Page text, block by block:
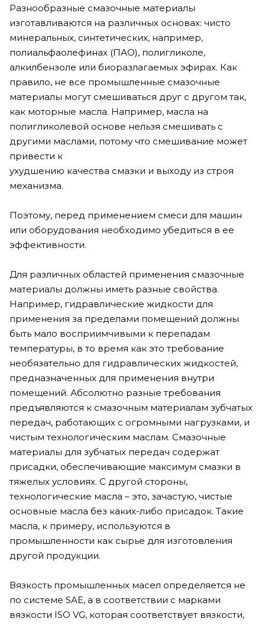
Разнообразные смазочные материалы
изготавливаются на различных основах: чисто
минеральных, синтетических, например,
полиальфаолефинах (ПАО), полигликоле,
алкилбензоле или биоразлагаемых эфирах. Как
правило, не все промышленные смазочные
материалы могут смешиваться друг с другом так,
как моторные масла. Например, масла на
полигликолевой основе нельзя смешивать с
другими маслами, потому что смешивание может
привести к
ухудшению качества смазки и выходу из строя
механизма.
Поэтому, перед применением смеси для машин
или оборудования необходимо убедиться в ее
эффективности.
Для различных областей применения смазочные
материалы должны иметь разные свойства.
Например, гидравлические жидкости для
применения за пределами помещений должны
быть мало восприимчивыми к перепадам
температуры, в то время как это требование
необязательно для гидравлических жидкостей,
предназначенных для применения внутри
помещений. Абсолютно разные требования
предъявляются к смазочным материалам зубчатых
передач, работающих с огромными нагрузками, и
чистым технологическим маслам. Смазочные
материалы для зубчатых передач содержат
присадки, обеспечивающие максимум смазки в
тяжелых условиях. С другой стороны,
технологические масла – это, зачастую, чистые
основные масла без каких-либо присадок. Такие
масла, к примеру, используются в
промышленности как сырье для изготовления
другой продукции.
Вязкость промышленных масел определяется не
по системе SAE, а в соответствии с марками
вязкости ISO VG, которая соответствует вязкости,